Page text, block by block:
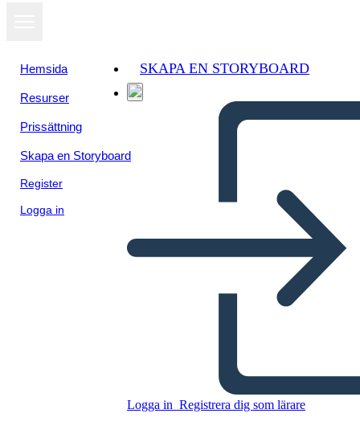
Hemsida
Resurser
Prissättning
Skapa en Storyboard
Register
Logga in
SKAPA EN STORYBOARD
Logga in Registrera dig som lärare
Kopiera denna storyboard